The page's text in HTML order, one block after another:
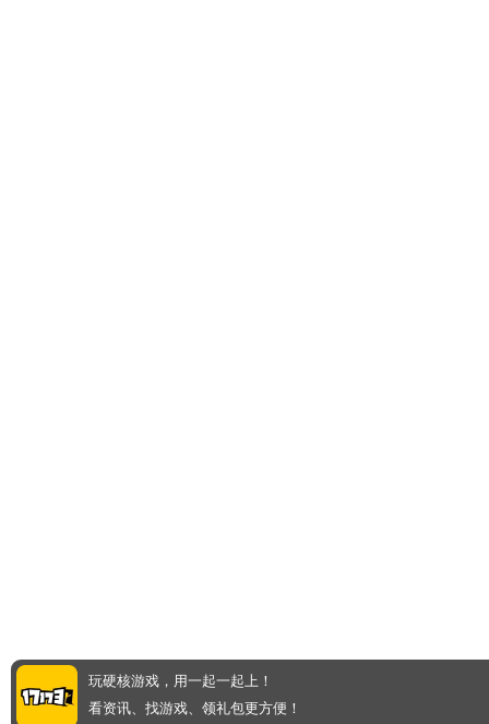
玩硬核游戏，用一起一起上！
看资讯、找游戏、领礼包更方便！